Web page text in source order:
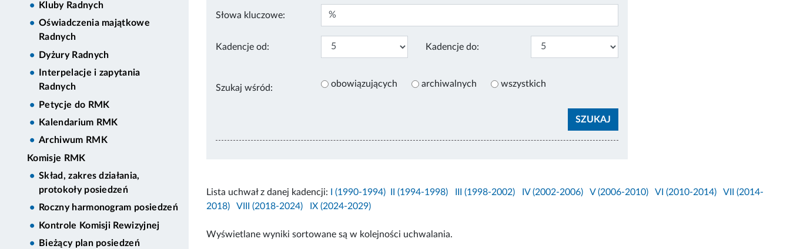
Kluby Radnych
Oświadczenia majątkowe
Radnych
Dyżury Radnych
Interpelacje i zapytania
Radnych
Petycje do RMK
Kalendarium RMK
Archiwum RMK
Komisje RMK
Skład, zakres działania,
protokoły posiedzeń
Roczny harmonogram posiedzeń
Kontrole Komisji Rewizyjnej
Bieżący plan posiedzeń
Słowa kluczowe:
Kadencje od: Kadencje do:
Szukaj wśród: obowiązujących archiwalnych wszystkich
Lista uchwał z danej kadencji: I (1990-1994) II (1994-1998) III (1998-2002) IV (2002-2006) V (2006-2010) VI (2010-2014)
VII (2014-
2018)
VIII (2018-2024) IX (2024-2029)
Wyświetlane wyniki sortowane są w kolejności uchwalania.